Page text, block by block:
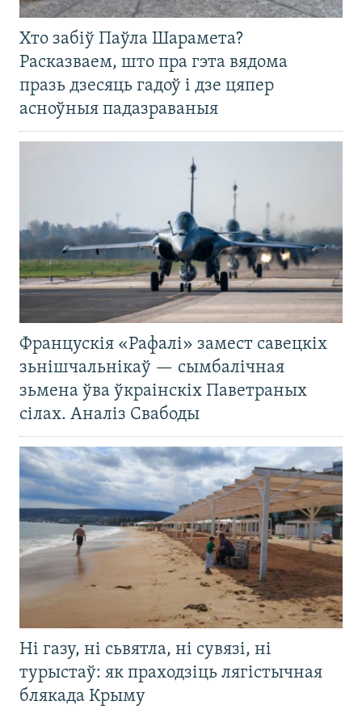
Хто забіў Паўла Шарамета?
Расказваем, што пра гэта вядома
празь дзесяць гадоў і дзе цяпер
асноўныя падазраваныя
Францускія «Рафалі» замест савецкіх
зьнішчальнікаў — сымбалічная
зьмена ўва ўкраінскіх Паветраных
сілах. Аналіз Свабоды
Ні газу, ні сьвятла, ні сувязі, ні
турыстаў: як праходзіць лягістычная
блякада Крыму